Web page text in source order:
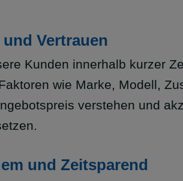
Vertrauen
Kunden innerhalb kurzer
wie Marke, Modell,
verstehen und
und Zeitsparend